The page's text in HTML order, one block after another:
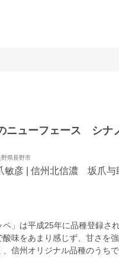
ニューフェース シナ
野県長野市
敏彦 | 信州北信濃 坂爪与
ペ」は平成25年に品種登録さ
味をあまり感じず、甘さを強
信州オリジナル品種のうち